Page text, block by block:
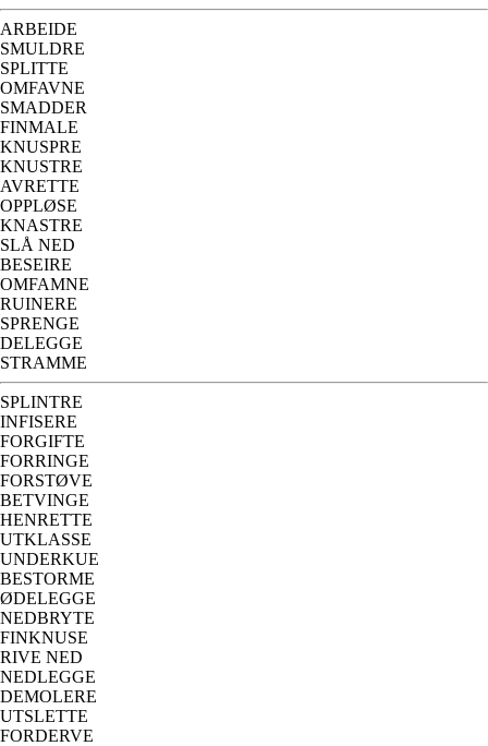
ARBEIDE
SMULDRE
SPLITTE
OMFAVNE
SMADDER
FINMALE
KNUSPRE
KNUSTRE
AVRETTE
OPPLØSE
KNASTRE
SLÅ NED
BESEIRE
OMFAMNE
RUINERE
SPRENGE
DELEGGE
STRAMME
SPLINTRE
INFISERE
FORGIFTE
FORRINGE
FORSTØVE
BETVINGE
HENRETTE
UTKLASSE
UNDERKUE
BESTORME
ØDELEGGE
NEDBRYTE
FINKNUSE
RIVE NED
NEDLEGGE
DEMOLERE
UTSLETTE
FORDERVE